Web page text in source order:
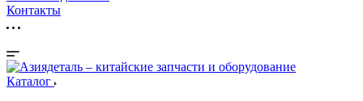
Контакты
Каталог